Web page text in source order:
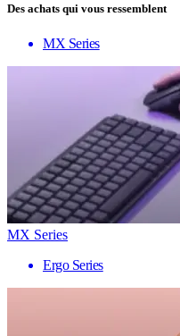
Des achats qui vous ressemblent
MX Series
MX Series
Ergo Series